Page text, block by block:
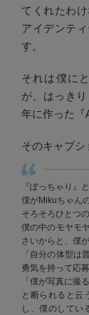
てくれたわ
アイデンテ
す。
それは僕に
が、はっき
年に作った『
そのキャプシ
『ぽっちゃり』
僕がMikuちゃん
そろそろひとつ
僕の中のモヤモ
さいからと、僕
「自分の体型は
勇気を持って応
「僕が写真に撮
と断られると云
し、僕のしてい